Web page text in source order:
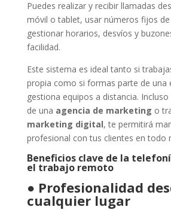
Puedes realizar y recibir llamadas
móvil o tablet, usar números fijos
gestionar horarios, desvíos y
facilidad.
Este sistema es ideal tanto si
propia como si formas parte de una
gestiona equipos a distancia.
de una agencia de marketing o
marketing digital, te permitirá
profesional con tus clientes en todo
Beneficios clave de la
el trabajo remoto
● Profesionalidad
cualquier lugar